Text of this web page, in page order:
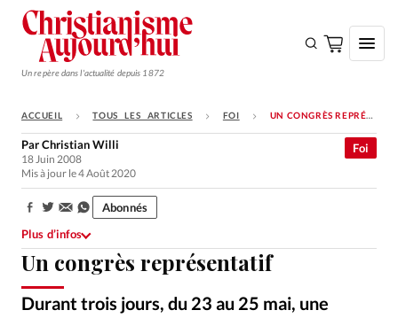
Un repère dans l'actualité depuis 1872
S'ABONNER
Monde
Opinions
Tous les articles
Faire un don
ACCUEIL TOUS LES ARTICLES FOI UN CONGRÈS REPRÉSENTATIF
Un congrès représentatif
Durant trois jours, du 23 au 25 mai, une
Foi
ParChristian Willi
18 Juin 2008
Mis à jour le 4 Août 2020
Partager:
Abonnés
Plus d’infos